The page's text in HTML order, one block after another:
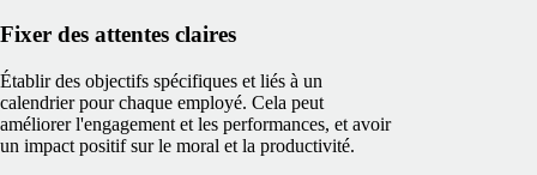
Fixer des attentes claires
Établir des objectifs spécifiques et liés à un
calendrier pour chaque employé. Cela peut
améliorer l'engagement et les performances, et avoir
un impact positif sur le moral et la productivité.